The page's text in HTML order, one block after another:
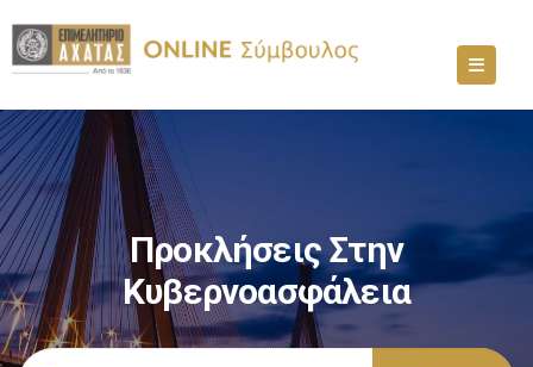
Προκλήσεις Στην
Κυβερνοασφάλεια